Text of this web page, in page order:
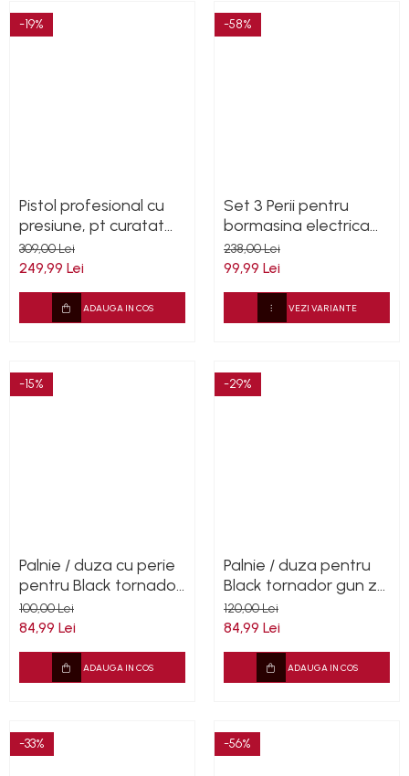
-19%
Pistol profesional cu
presiune, pt curatat
motoare auto,
BenBow 026
309,00 Lei
249,99 Lei
ADAUGA IN COS
-58%
Set 3 Perii pentru
bormasina electrica
sau pneumatica
detailing auto
238,00 Lei
99,99 Lei
VEZI VARIANTE
-15%
Palnie / duza cu perie
pentru Black tornador
gun z-020 / benbow
011
100,00 Lei
84,99 Lei
ADAUGA IN COS
-29%
Palnie / duza pentru
Black tornador gun z-
020 / benbow 011
120,00 Lei
84,99 Lei
ADAUGA IN COS
-33% -56%